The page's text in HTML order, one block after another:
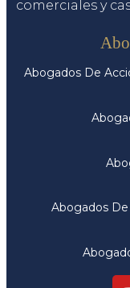
comerciales y
Abogados De
Abogados